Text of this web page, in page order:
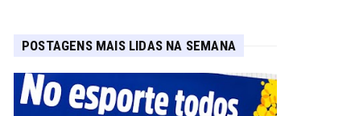
POSTAGENS MAIS LIDAS NA SEMANA